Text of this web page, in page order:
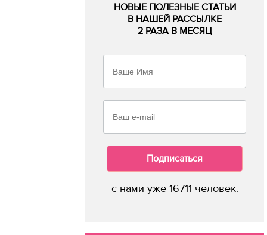
НОВЫЕ ПОЛЕЗНЫЕ СТАТЬИ
В НАШЕЙ РАССЫЛКЕ
2 РАЗА В МЕСЯЦ
Подписаться
с нами уже 16711 человек.